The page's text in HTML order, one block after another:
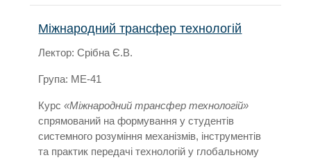
Міжнародний трансфер технологій
Лектор: Срібна Є.В.
Група: МЕ-41
Курс«Міжнародний трансфер технологій»
спрямований на формування у студентів
системного розуміння механізмів, інструментів
та практик передачі технологій у глобальному